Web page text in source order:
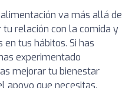
va más allá de
relación con la comida y
tus hábitos. Si has
experimentado
mejorar tu bienestar
apoyo que necesitas.